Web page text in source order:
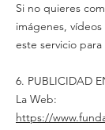
Si no quieres
imágenes,
este servicio
6. PUBLICIDAD
La Web:
https://www.